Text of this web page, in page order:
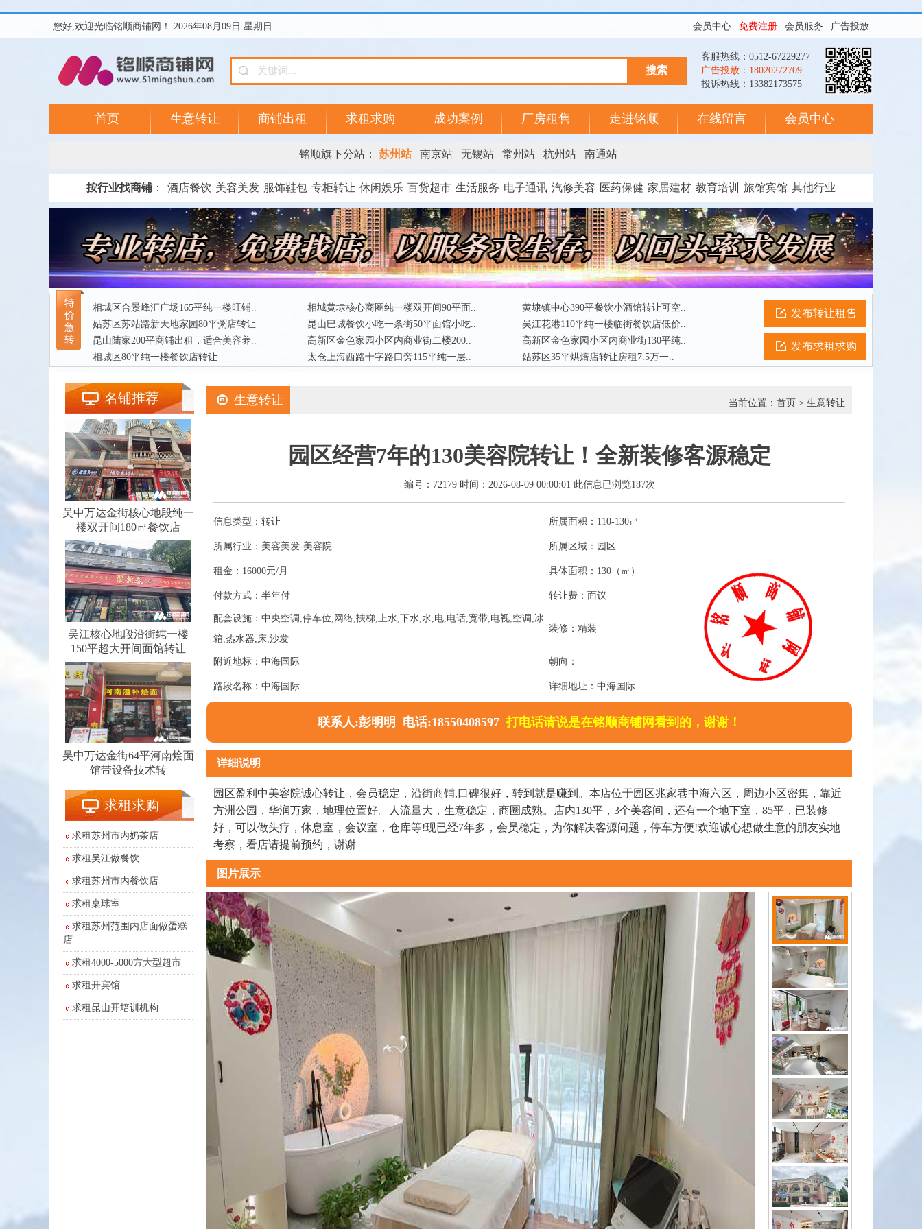
会员中心 免费注册 会员服务 广告投放
您好,欢迎光临铭顺商铺网！ 2026年08月09日 星期日
客服热线：0512-67229277
广告投放：18020272709
投诉热线：13382173575
首页 生意转让 商铺出租 求租求购 成功案例 厂房租售 走进铭顺 在线留言 会员中心
铭顺旗下分站： 苏州站 南京站 无锡站 常州站 杭州站 南通站
按行业找商铺： 酒店餐饮 美容美发 服饰鞋包 专柜转让 休闲娱乐 百货超市 生活服务 电子通讯 汽修美容 医药保健 家居建材 教育培训 旅馆宾馆 其他行业
发布转让租售
发布求租求购
相城区合景峰汇广场165平纯一楼旺铺.. 相城黄埭核心商圈纯一楼双开间90平面..
黄埭镇中心390平餐饮小酒馆转让可空..
姑苏区苏站路新天地家园80平粥店转让
昆山巴城餐饮小吃一条街50平面馆小吃..
吴江花港110平纯一楼临街餐饮店低价..
昆山陆家200平商铺出租，适合美容养..
高新区金色家园小区内商业街二楼200..
高新区金色家园小区内商业街130平纯..
相城区80平纯一楼餐饮店转让
太仓上海西路十字路口旁115平纯一层.. 姑苏区35平烘焙店转让房租7.5万一..
名铺推荐
吴中万达金街核心地段纯一
楼双开间180㎡餐饮店
吴江核心地段沿街纯一楼
150平超大开间面馆转让
吴中万达金街64平河南烩面
馆带设备技术转
求租求购
求租苏州市内奶茶店
求租吴江做餐饮
求租苏州市内餐饮店
求租桌球室
求租苏州范围内店面做蛋糕
店
求租4000-5000方大型超市
求租开宾馆
求租昆山开培训机构
当前位置： 首页 > 生意转让
生意转让
园区经营7年的130美容院转让！全新装修客源稳定
编号：72179 时间：2026-08-09 00:00:01 此信息已浏览187次
信息类型：转让 所属面积：110-130㎡
所属行业：美容美发-美容院 所属区域：园区
租金：16000元/月 具体面积：130（㎡）
付款方式：半年付 转让费：面议
配套设施：中央空调,停车位,网络,扶梯,上水,下水,水,电,电话,宽带,电视,空调,冰
箱,热水器,床,沙发
装修：精装
附近地标：中海国际 朝向：
路段名称：中海国际 详细地址：中海国际
联系人:彭明明 电话:18550408597 打电话请说是在铭顺商铺网看到的，谢谢！
详细说明
园区盈利中美容院诚心转让，会员稳定，沿街商铺,口碑很好，转到就是赚到。本店位于园区兆家巷中海六区，周边小区密集，靠近
方洲公园，华润万家，地理位置好。人流量大，生意稳定，商圈成熟。店内130平，3个美容间，还有一个地下室，85平，已装修
好，可以做头疗，休息室，会议室，仓库等!现已经7年多，会员稳定，为你解决客源问题，停车方便!欢迎诚心想做生意的朋友实地
考察，看店请提前预约，谢谢
图片展示